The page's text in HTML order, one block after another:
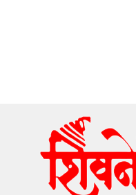
content